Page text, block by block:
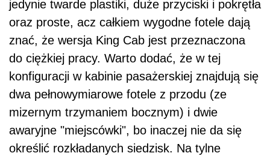
jedynie twarde plastiki, duże przyciski i pokrętła
oraz proste, acz całkiem wygodne fotele dają
znać, że wersja King Cab jest przeznaczona
do ciężkiej pracy. Warto dodać, że w tej
konfiguracji w kabinie pasażerskiej znajdują się
dwa pełnowymiarowe fotele z przodu (ze
mizernym trzymaniem bocznym) i dwie
awaryjne "miejscówki", bo inaczej nie da się
określić rozkładanych siedzisk. Na tylne